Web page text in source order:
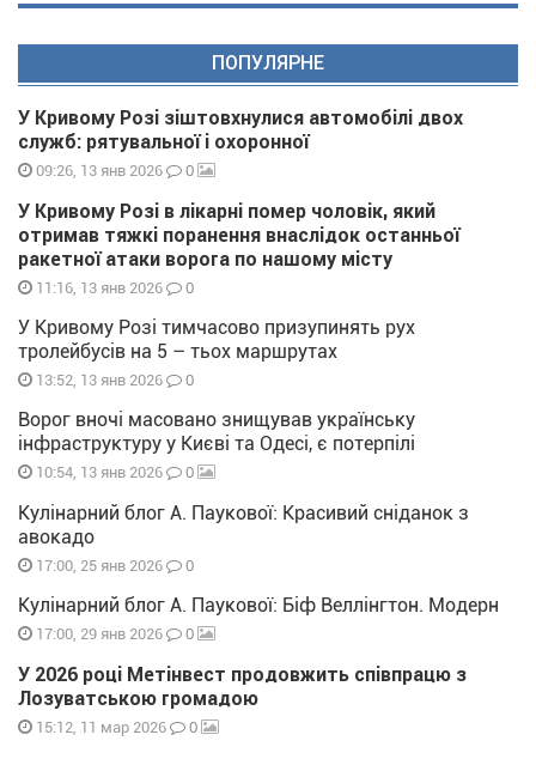
ПОПУЛЯРНЕ
У Кривому Розі зіштовхнулися автомобілі двох
служб: рятувальної і охоронної
09:26, 13 янв 2026 0
У Кривому Розі в лікарні помер чоловік, який
отримав тяжкі поранення внаслідок останньої
ракетної атаки ворога по нашому місту
11:16, 13 янв 2026 0
У Кривому Розі тимчасово призупинять рух
тролейбусів на 5 – тьох маршрутах
13:52, 13 янв 2026 0
Ворог вночі масовано знищував українську
інфраструктуру у Києві та Одесі, є потерпілі
10:54, 13 янв 2026 0
Кулінарний блог А. Паукової: Красивий сніданок з
авокадо
17:00, 25 янв 2026 0
Кулінарний блог А. Паукової: Біф Веллінгтон. Модерн
17:00, 29 янв 2026 0
У 2026 році Метінвест продовжить співпрацю з
Лозуватською громадою
15:12, 11 мар 2026 0